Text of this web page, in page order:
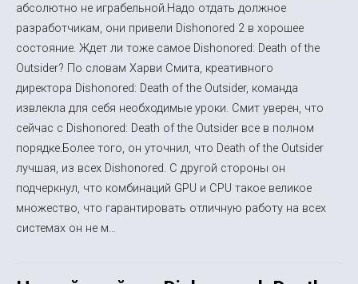
абсолютно не играбельной.Надо отдать должное
разработчикам, они привели Dishonored 2 в хорошее
состояние. Ждет ли тоже самое Dishonored: Death of the
Outsider? По словам Харви Смита, креативного
директора Dishonored: Death of the Outsider, команда
извлекла для себя необходимые уроки. Смит уверен, что
сейчас с Dishonored: Death of the Outsider все в полном
порядке.Более того, он уточнил, что Death of the Outsider
лучшая, из всех Dishonored. С другой стороны он
подчеркнул, что комбинаций GPU и CPU такое великое
множество, что гарантировать отличную работу на всех
системах он не м...